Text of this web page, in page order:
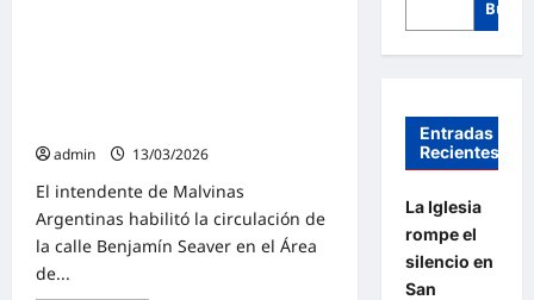
admin
13/03/2026
El intendente de Malvinas
Argentinas habilitó la circulación de
la calle Benjamín Seaver en el Área
de...
Entradas
Recientes
La Iglesia
rompe el
silencio en
San